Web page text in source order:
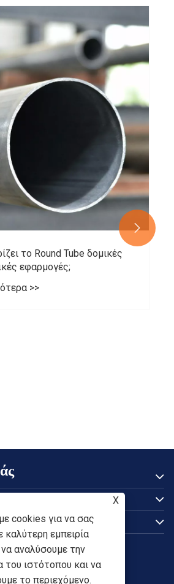
το Round Tube δομικές
εφαρμογές;
>>

μαζί μας
ΜΑΣ
X
cookies για να σας
εμπειρία
αναλύσουμε την
του ιστότοπου και να
το περιεχόμενο.